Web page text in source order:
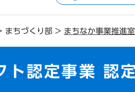
まちづくり部 > まちなか事業推進室
ト認定事業 認